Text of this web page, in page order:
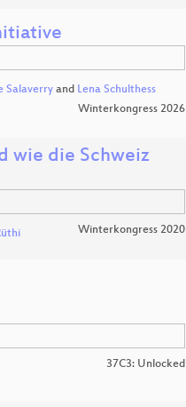
Salaverryand Lena Schulthess
Winterkongress 2026
wie die Schweiz
Winterkongress 2020
37C3: Unlocked